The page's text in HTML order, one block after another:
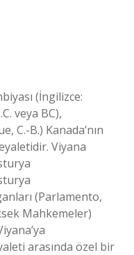
(İngilizce:
veya BC),
C.-B.) Kanada’nın
Viyana
(Parlamento,
Mahkemeler)
arasında özel bir